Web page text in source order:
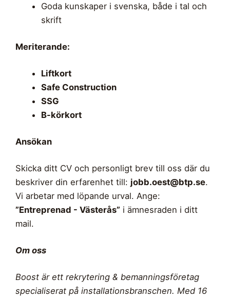
Goda kunskaper i svenska, både i tal och
skrift
Meriterande:
Liftkort
Safe Construction
SSG
B-körkort
Ansökan
Skicka ditt CV och personligt brev till oss där du
beskriver din erfarenhet till: jobb.oest@btp.se.
Vi arbetar med löpande urval. Ange:
”Entreprenad - Västerås” i ämnesraden i ditt
mail.
Om oss
Boost är ett rekrytering & bemanningsföretag
specialiserat på installationsbranschen. Med 16